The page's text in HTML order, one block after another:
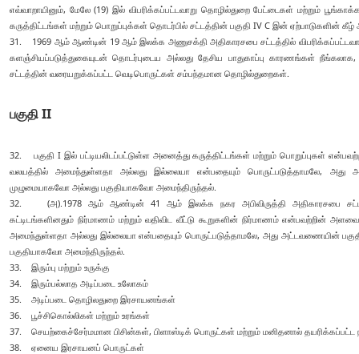
எவ்வாறாயினும், மேலே (19) இல் விபரிக்கப்பட்டவாறு தொழில்துறை பேட்டைகள் மற்றும்
கருத்திட்டங்கள் மற்றும் பொறுப்புக்கள் தொடர்பில் சட்டத்தின் பகுதி IV C இன் ஏற்பாடுகளின்
31. 1969 ஆம் ஆண்டின் 19 ஆம் இலக்க அணுசக்தி அதிகாரசபை சட்டத்தில்
களஞ்சியப்படுத்துகையுடன் தொடர்புடைய அல்லது தேசிய பாதுகாப்பு காரணங்கள்
சட்டத்தின் வரையறுக்கப்பட்ட வெடிபொருட்கள் சம்பந்தமான தொழில்துறைகள்.
பகுதி II
32. பகுதி I இல் பட்டியலிடப்பட்டுள்ள அனைத்து கருத்திட்டங்கள் மற்றும் பொறுப்புகள்
வலயத்தில் அமைந்துள்ளதா அல்லது இல்லையா என்பதையும் பொருட்படுத்தாமலே, அது
முழுமையாகவோ அல்லது பகுதியாகவோ அமைந்திருந்தல்.
32. (அ).1978 ஆம் ஆண்டின் 41 ஆம் இலக்க நகர அபிவிருத்தி அதிகாரசபை
கட்டிடங்களினதும் நிர்மாணம் மற்றும் வதிவிட வீட்டு கூறுகளின் நிர்மாணம் என்பவற்றின்
அமைந்துள்ளதா அல்லது இல்லையா என்பதையும் பொருட்படுத்தாமலே, அது அட்டவணையின் பகுதி
பகுதியாகவோ அமைந்திருந்தல்.
33. இரும்பு மற்றும் உருக்கு
34. இரும்பல்லாத அடிப்படை உலோகம்
35. அடிப்படை தொழிலதுறை இரசாயனங்கள்
36. பூச்சிகொல்லிகள் மற்றும் உரங்கள்
37. செயற்கைச்சேர்மமான பிசின்கள், பிளாஸ்டிக் பொருட்கள் மற்றும் மனிதனால்
38. ஏனைய இரசாயனப் பொருட்கள்